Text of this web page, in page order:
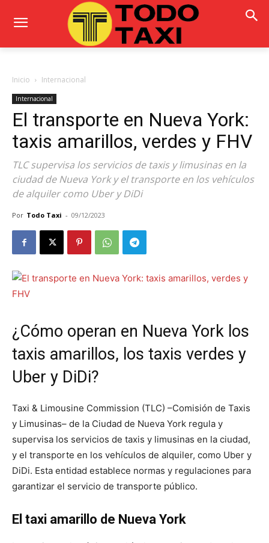
Inicio Internacional
Internacional
El transporte en Nueva York:
taxis amarillos, verdes y FHV
TLC supervisa los servicios de taxis y limusinas en la
ciudad de Nueva York y el transporte en los vehículos
de alquiler como Uber y DiDi
Por Todo Taxi - 09/12/2023
¿Cómo operan en Nueva York los
taxis amarillos, los taxis verdes y
Uber y DiDi?
Taxi & Limousine Commission (TLC) –Comisión de Taxis
y Limusinas– de la Ciudad de Nueva York regula y
supervisa los servicios de taxis y limusinas en la ciudad,
y el transporte en los vehículos de alquiler, como Uber y
DiDi. Esta entidad establece normas y regulaciones para
garantizar el servicio de transporte público.
El taxi amarillo de Nueva York